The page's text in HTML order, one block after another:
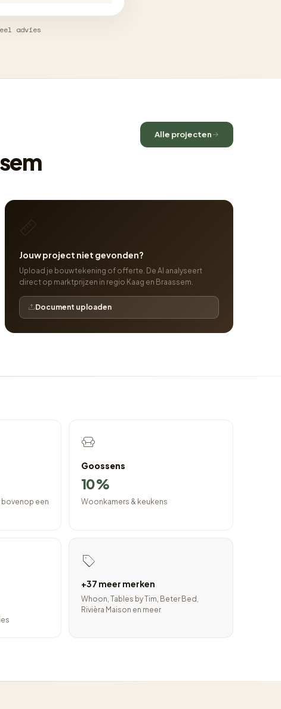
advies
Alle projecten
Jouw project niet gevonden?
Upload je bouwtekening of offerte. De AI analyseert
direct op marktprijzen in regio Kaag en Braassem.
Document uploaden
bovenop een
Goossens
10%
Woonkamers & keukens
+37 meer merken
Whoon, Tables by Tim, Beter Bed,
Rivièra Maison en meer